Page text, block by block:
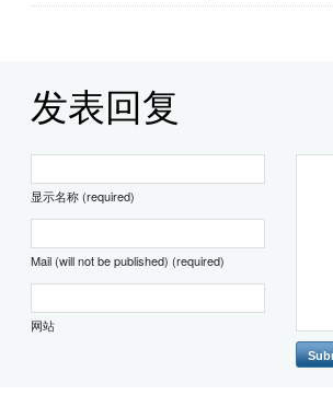
发表回复
显示名称 (required)
Mail (will not be published) (required)
网站